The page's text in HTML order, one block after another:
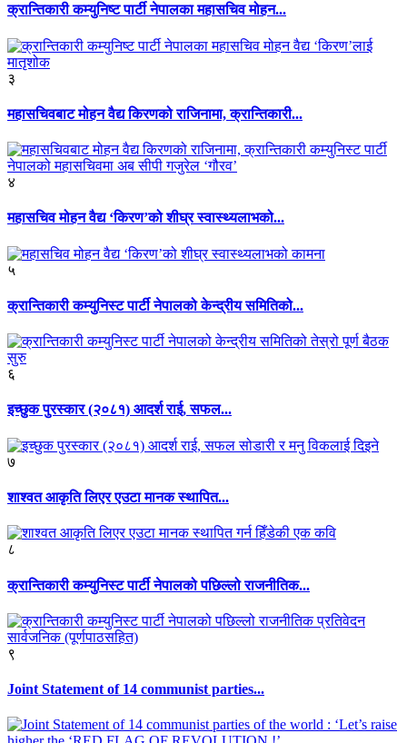
क्रान्तिकारी कम्युनिष्ट पार्टी नेपालका महासचिव मोहन...
३
महासचिवबाट मोहन वैद्य किरणको राजिनामा, क्रान्तिकारी...
४
महासचिव मोहन वैद्य ‘किरण’को शीघ्र स्वास्थ्यलाभको...
५
क्रान्तिकारी कम्युनिस्ट पार्टी नेपालको केन्द्रीय समितिको...
६
इच्छुक पुरस्कार (२०८१) आदर्श राई, सफल...
७
शाश्वत आकृति लिएर एउटा मानक स्थापित...
८
क्रान्तिकारी कम्युनिस्ट पार्टी नेपालको पछिल्लो राजनीतिक...
९
Joint Statement of 14 communist parties...